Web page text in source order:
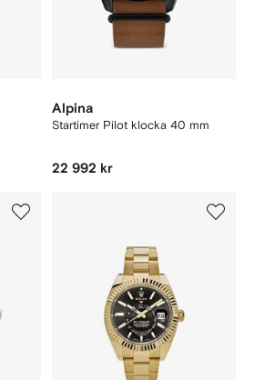
Alpina
Startimer Pilot klocka 40 mm
22 992 kr